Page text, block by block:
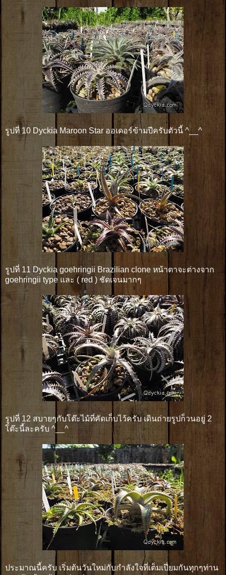
รูปที่ 10 Dyckia Maroon Star ออเดอร์ข้ามปีครับตัวนี้ ^__^
รูปที่ 11 Dyckia goehringii Brazilian clone หน้าตาจะต่างจาก
goehringii type และ ( red ) ชัดเจนมากๆ
รูปที่ 12 สบายๆกับโต๊ะไม้ที่คัดเก็บไว้ครับ เดินถ่ายรูปก็วนอยู่ 2
โต๊ะนี้ละครับ ^__^
ประมาณนี้ครับ เริ่มต้นวันใหม่กับกำลังใจที่เต็มเปี่ยมกันทุกๆท่าน